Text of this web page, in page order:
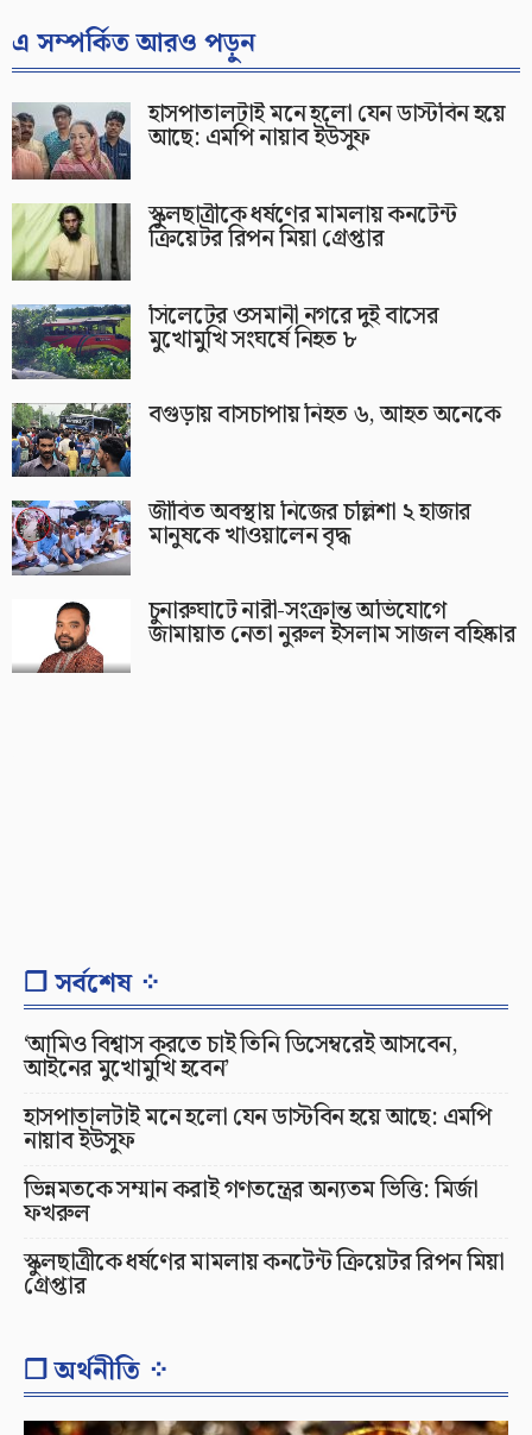
এ সম্পর্কিত আরও পড়ুন
হাসপাতালটাই মনে হলো যেন ডাস্টবিন হয়ে
আছে: এমপি নায়াব ইউসুফ
স্কুলছাত্রীকে ধর্ষণের মামলায় কনটেন্ট
ক্রিয়েটর রিপন মিয়া গ্রেপ্তার
সিলেটের ওসমানী নগরে দুই বাসের
মুখোমুখি সংঘর্ষে নিহত ৮
বগুড়ায় বাসচাপায় নিহত ৬, আহত অনেকে
জীবিত অবস্থায় নিজের চল্লিশা ২ হাজার
মানুষকে খাওয়ালেন বৃদ্ধ
চুনারুঘাটে নারী-সংক্রান্ত অভিযোগে
জামায়াত নেতা নুরুল ইসলাম সাজল বহিষ্কার
❐ সর্বশেষ ⁘
‘আমিও বিশ্বাস করতে চাই তিনি ডিসেম্বরেই আসবেন,
আইনের মুখোমুখি হবেন’
হাসপাতালটাই মনে হলো যেন ডাস্টবিন হয়ে আছে: এমপি
নায়াব ইউসুফ
ভিন্নমতকে সম্মান করাই গণতন্ত্রের অন্যতম ভিত্তি: মির্জা
ফখরুল
স্কুলছাত্রীকে ধর্ষণের মামলায় কনটেন্ট ক্রিয়েটর রিপন মিয়া
গ্রেপ্তার
❐ অর্থনীতি ⁘